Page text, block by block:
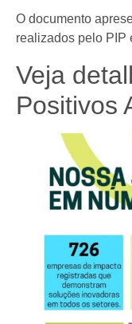
O documento
realizados pelo PIP
Veja
Positivos